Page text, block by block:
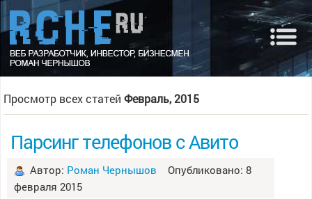
Просмотр всех статейФевраль, 2015
Парсинг телефонов с Авито
Автор: Роман Чернышов Опубликовано: 8
февраля 2015